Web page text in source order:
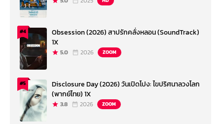
#4
Obsession (2026) สาปรักคลั่งหลอน (SoundTrack)
1X
5.0 2026 ZOOM
#5
Disclosure Day (2026) วันเปิดโปง: ไขปริศนาลวงโลก
(พากย์ไทย) 1X
3.8 2026 ZOOM